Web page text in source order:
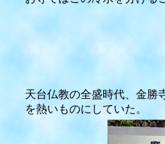
天台仏教の全盛時代、金勝
を熱いものにしていた。